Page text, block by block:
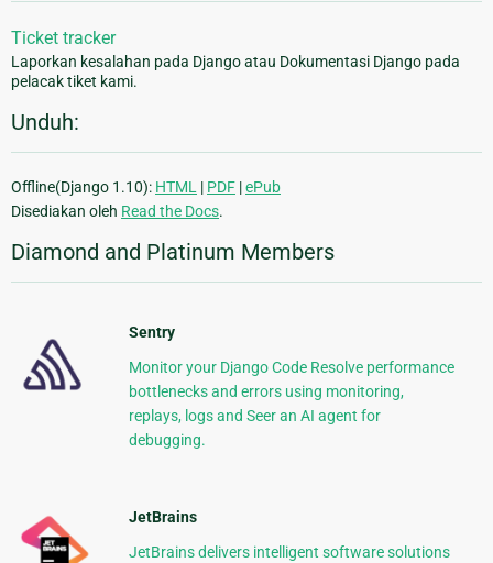
Ticket tracker
Laporkan kesalahan pada Django atau Dokumentasi Django pada
pelacak tiket kami.
Unduh:
Offline(Django 1.10): HTML | PDF |ePub
Disediakan oleh Read the Docs.
Diamond and Platinum Members
Sentry
Monitor your Django Code Resolve performance
bottlenecks and errors using monitoring,
replays, logs and Seer an AI agent for
debugging.
JetBrains
JetBrains delivers intelligent software solutions